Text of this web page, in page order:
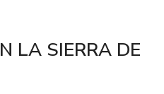
LA SIERRA DE